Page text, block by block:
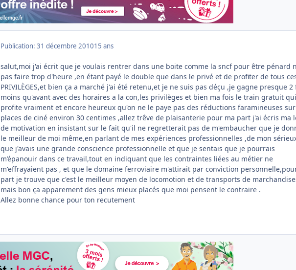
Publication: 31 décembre 201015 ans
salut,moi j'ai écrit que je voulais rentrer dans une boite comme la sncf pour être pénard
pas faire trop d'heure ,en étant payé le double que dans le privé et de profiter de tous
PRIVILÈGES,et bien ça a marché j'ai été retenu,et je ne suis pas déçu ,je gagne presque 2
moins qu'avant avec des horaires a la con,les privilèges et bien ma fois le train gratuit
profite vraiment et encore heureux qu'on ne le paye pas des réductions faramineuses
places de ciné environ 30 centimes ,allez trêve de plaisanterie pour ma part j'ai écris ma
de motivation en insistant sur le fait qu'il ne regretterait pas de m'embaucher que je
le meilleur de moi même,en parlant de mes expériences professionnelles ,de mon
que j'avais une grande conscience professionnelle et que je sentais que je pourrais
m’épanouir dans ce travail,tout en indiquant que les contraintes liées au métier ne
m'effrayaient pas , et que le domaine ferroviaire m'attirait par conviction
part je trouve que c'est le meilleur moyen de locomotion et de transports de
mais bon ça apparement des gens mieux placés que moi pensent le contraire .
Allez bonne chance pour ton recutement